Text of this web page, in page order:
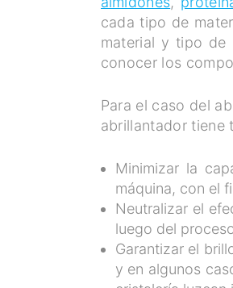
cada tipo de
material y tipo de
conocer los
Para el caso del
abrillantador tiene
Minimizar la
máquina, con el
Neutralizar el
luego del
Garantizar el
y en algunos